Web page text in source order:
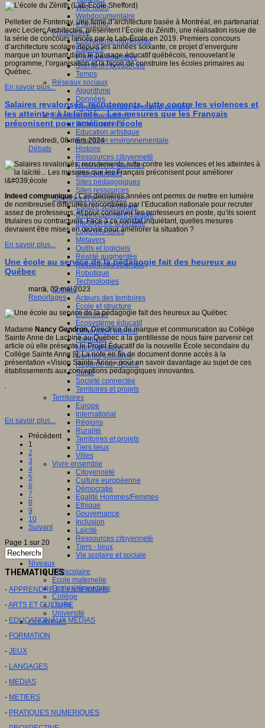
Web radio
Webdocumentaire
eTwinning
Prospective
Ecosystème numérique
Espaces
Politique éducative
Scénarios prospectifs
Temps
Réseaux sociaux
Algorithme
Données
Réseaux sociaux et champ scolaire
Sélection de ressources
Bibliographies
Education artistique
Education environnementale
Histoire
Ressources citoyenneté
Ressources sciences
Sites éducatifs
Sites pédagogiques
Sites ressources
Sciences et techniques
Culture scientifique
Développement durable
Intelligence artificielle
Logiciels libres
Métavers
Outils et logiciels
Réalité augmentée
Ressources sciences
Robotique
Technologies
Société
Acteurs des territoires
Ecole et structure
Economie
Ecosystème éducatif
Génération internet
Handicap
Mondialisation
Normes scolaires
Regards sur l’Ecole
Santé
Société connectée
Territoires et projets
Territoires
Europe
International
Régions
Ruralité
Territoires et projets
Tiers lieux
Villes
Vivre ensemble
Citoyenneté
Culture européenne
Démocratie
Egalité Hommes/Femmes
Ethique
Gouvernance
Inclusion
Laïcité
Ressources citoyenneté
Tiers - lieux
Vie scolaire et sociale
Niveaux
Périscolaire
Ecole maternelle
Ecole élémentaire
Collège
Lycée
Université
Les auteurs
Pelletier de Fontenay, une firme d’architecture basée à Montréal, en partenariat
avec Leclerc Architectes, présentent l’École du Zénith, une réalisation issue de
la série de concours lancés par le Lab-École en 2019. Premiers concours
d’architecture scolaire depuis les années soixante, ce projet d’envergure
marque un tournant dans le paysage éducatif québécois, renouvelant le
programme, l’organisation et la façon de construire les écoles primaires au
Québec.
En savoir plus...
Salaires revalorisés, recrutements, lutte contre les violences et
les atteintes à la laïcité... Les mesures que les Français
préconisent pour améliorer l'école
vendredi, 08 mars 2024
Débats
Indeed communique :Ces dernières années ont permis de mettre en lumière
de nombreuses difficultés rencontrées par l’Education nationale pour recruter
assez de professeurs, et pour conserver les professeurs en poste, qu’ils soient
titulaires ou contractuels. Face à ce constat inquiétant, quelles mesures
devraient être mises en œuvre pour améliorer la situation ?
En savoir plus...
Une école au service de la pédagogie fait des heureux au
Québec
mardi, 02 mai 2023
Reportages
Madame Nancy Gendron,Directrice de marque et communication au Collège
Sainte Anne de Lachine au Québec a la gentillesse de nous faire parvenir cet
article où elle présente le Projet Éducatif de la nouvelle École secondaire du
Collège Sainte Anne [i]; La note en fin de document donne accès à la
présentation «Vision Sainte-Anne» pour en savoir davantage au sujet de ces
établissements aux conceptions pédagogiques innovantes.
En savoir plus...
Précédent
1
2
3
4
5
6
7
8
9
10
Suivant
Page 1 sur 20
THEMATIQUES
- APPRENDRE ET ENSEIGNER
-ARTS ET CULTURE
- EDUCATION AUX MEDIAS
- FORMATION
- JEUX
- LANGAGES
- MEDIAS
- METIERS
- PRATIQUES NUMERIQUES